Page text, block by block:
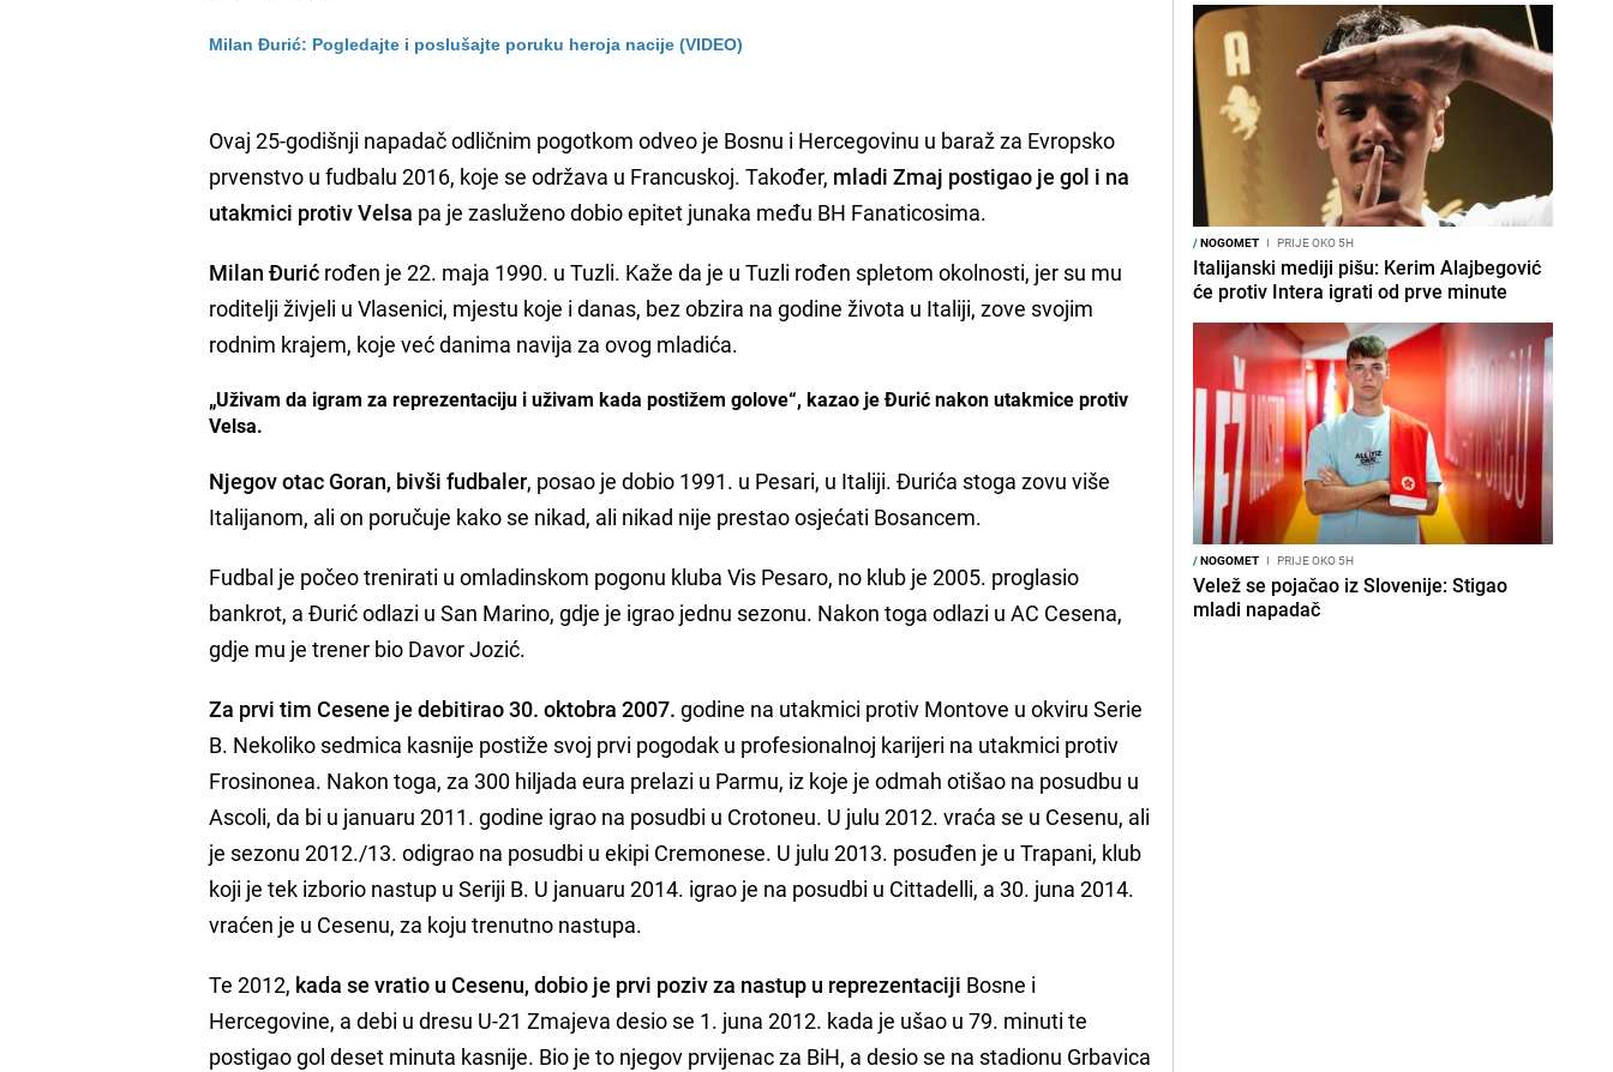
Milan Đurić: Pogledajte i poslušajte poruku heroja nacije (VIDEO)
Ovaj 25-godišnji napadač odličnim pogotkom odveo je Bosnu i Hercegovinu u baraž za Evropsko
prvenstvo u fudbalu 2016, koje se održava u Francuskoj. Također, mladi Zmaj postigao je gol i na
utakmici protiv Velsa pa je zasluženo dobio epitet junaka među BH Fanaticosima.
Milan Đurić rođen je 22. maja 1990. u Tuzli. Kaže da je u Tuzli rođen spletom okolnosti, jer su mu
roditelji živjeli u Vlasenici, mjestu koje i danas, bez obzira na godine života u Italiji, zove svojim
rodnim krajem, koje već danima navija za ovog mladića.
„Uživam da igram za reprezentaciju i uživam kada postižem golove“, kazao je Đurić nakon utakmice protiv
Velsa.
Njegov otac Goran, bivši fudbaler, posao je dobio 1991. u Pesari, u Italiji. Đurića stoga zovu više
Italijanom, ali on poručuje kako se nikad, ali nikad nije prestao osjećati Bosancem.
Fudbal je počeo trenirati u omladinskom pogonu kluba Vis Pesaro, no klub je 2005. proglasio
bankrot, a Đurić odlazi u San Marino, gdje je igrao jednu sezonu. Nakon toga odlazi u AC Cesena,
gdje mu je trener bio Davor Jozić.
Za prvi tim Cesene je debitirao 30. oktobra 2007. godine na utakmici protiv Montove u okviru Serie
B. Nekoliko sedmica kasnije postiže svoj prvi pogodak u profesionalnoj karijeri na utakmici protiv
Frosinonea. Nakon toga, za 300 hiljada eura prelazi u Parmu, iz koje je odmah otišao na posudbu u
Ascoli, da bi u januaru 2011. godine igrao na posudbi u Crotoneu. U julu 2012. vraća se u Cesenu, ali
je sezonu 2012./13. odigrao na posudbi u ekipi Cremonese. U julu 2013. posuđen je u Trapani, klub
koji je tek izborio nastup u Seriji B. U januaru 2014. igrao je na posudbi u Cittadelli, a 30. juna 2014.
vraćen je u Cesenu, za koju trenutno nastupa.
Te 2012, kada se vratio u Cesenu, dobio je prvi poziv za nastup u reprezentaciji Bosne i
Hercegovine, a debi u dresu U-21 Zmajeva desio se 1. juna 2012. kada je ušao u 79. minuti te
postigao gol deset minuta kasnije. Bio je to njegov prvijenac za BiH, a desio se na stadionu Grbavica
/NOGOMET I PRIJE OKO 5H
Italijanski mediji pišu: Kerim Alajbegović
će protiv Intera igrati od prve minute
/NOGOMET I PRIJE OKO 5H
Velež se pojačao iz Slovenije: Stigao
mladi napadač